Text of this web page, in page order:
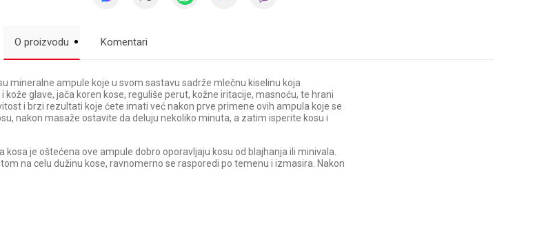
O proizvodu Komentari
mineralne ampule koje u svom sastavu sadrže mlečnu kiselinu koja
glave, jača koren kose, reguliše perut, kožne iritacije, masnoću, te hrani
i brzi rezultati koje ćete imati već nakon prve primene ovih ampula koje se
nakon masaže ostavite da deluju nekoliko minuta, a zatim isperite kosu i
kosa je oštećena ove ampule dobro oporavljaju kosu od blajhanja ili minivala.
na celu dužinu kose, ravnomerno se rasporedi po temenu i izmasira. Nakon